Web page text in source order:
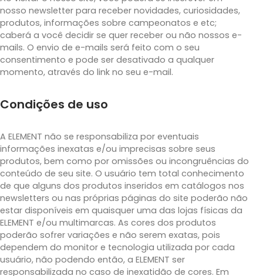
nosso newsletter para receber novidades, curiosidades,
produtos, informações sobre campeonatos e etc;
caberá a você decidir se quer receber ou não nossos e-
mails. O envio de e-mails será feito com o seu
consentimento e pode ser desativado a qualquer
momento, através do link no seu e-mail.
Condições de uso
A ELEMENT não se responsabiliza por eventuais
informações inexatas e/ou imprecisas sobre seus
produtos, bem como por omissões ou incongruências do
conteúdo de seu site. O usuário tem total conhecimento
de que alguns dos produtos inseridos em catálogos nos
newsletters ou nas próprias páginas do site poderão não
estar disponíveis em quaisquer uma das lojas físicas da
ELEMENT e/ou multimarcas. As cores dos produtos
poderão sofrer variações e não serem exatas, pois
dependem do monitor e tecnologia utilizada por cada
usuário, não podendo então, a ELEMENT ser
responsabilizada no caso de inexatidão de cores. Em